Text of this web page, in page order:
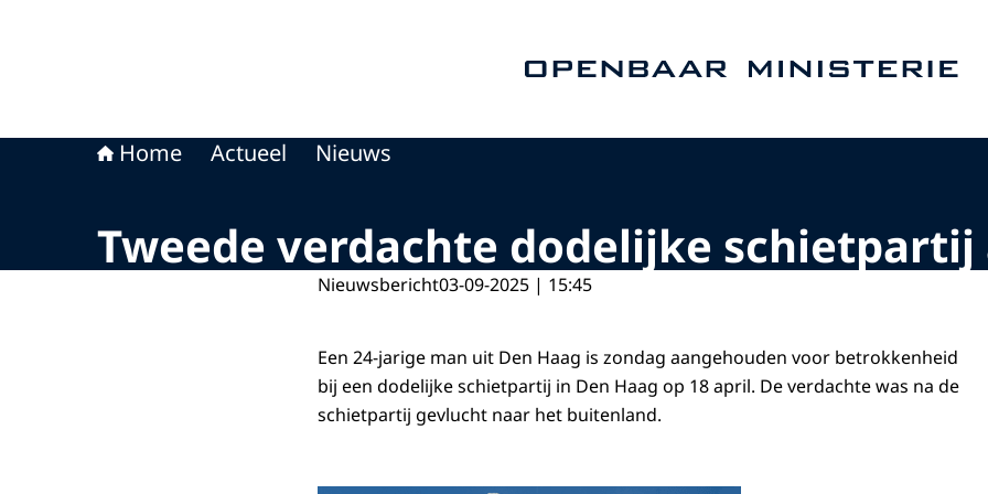
Home Actueel Nieuws
Tweede verdachte dodelijke schietpartij
Nieuwsbericht03-09-2025 | 15:45
Een 24-jarige man uit Den Haag is zondag aangehouden voor betrokkenheid
bij een dodelijke schietpartij in Den Haag op 18 april. De verdachte was na de
schietpartij gevlucht naar het buitenland.